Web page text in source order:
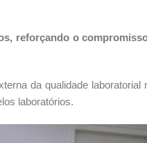
reforçando o
da qualidade
laboratórios.